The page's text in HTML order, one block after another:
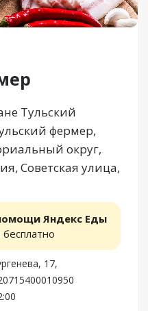
Тульский
фермер,
округ,
Советская улица,
Яндекс Еды
бесплатно
17,